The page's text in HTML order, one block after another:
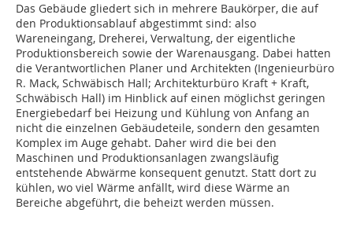
Das Gebäude gliedert sich in mehrere Baukörper, die auf
den Produktionsablauf abgestimmt sind: also
Wareneingang, Dreherei, Verwaltung, der eigentliche
Produktionsbereich sowie der Warenausgang. Dabei hatten
die Verantwortlichen Planer und Architekten (Ingenieurbüro
R. Mack, Schwäbisch Hall; Architekturbüro Kraft + Kraft,
Schwäbisch Hall) im Hinblick auf einen möglichst geringen
Energiebedarf bei Heizung und Kühlung von Anfang an
nicht die einzelnen Gebäudeteile, sondern den gesamten
Komplex im Auge gehabt. Daher wird die bei den
Maschinen und Produktionsanlagen zwangsläufig
entstehende Abwärme konsequent genutzt. Statt dort zu
kühlen, wo viel Wärme anfällt, wird diese Wärme an
Bereiche abgeführt, die beheizt werden müssen.